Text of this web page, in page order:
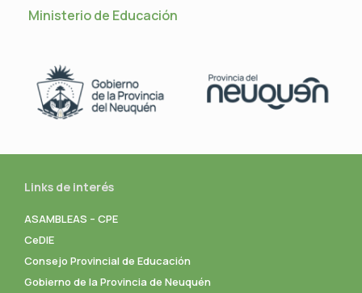
Ministerio de Educación
Links de interés
ASAMBLEAS – CPE
CeDIE
Consejo Provincial de Educación
Gobierno de la Provincia de Neuquén